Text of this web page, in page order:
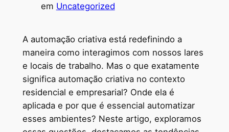
em Uncategorized
A automação criativa está redefinindo a
maneira como interagimos com nossos lares
e locais de trabalho. Mas o que exatamente
significa automação criativa no contexto
residencial e empresarial? Onde ela é
aplicada e por que é essencial automatizar
esses ambientes? Neste artigo, exploramos